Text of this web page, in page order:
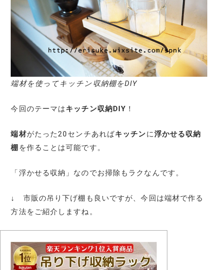
端材を使ってキッチン収納棚をDIY
今回のテーマはキッチン収納DIY ！
端材がたった20センチあればキッチンに浮かせる収納
棚 を作ることは可能です。
「浮かせる収納」なのでお掃除もラクなんです。
↓ 市販の吊り下げ棚も良いですが、今回は端材で作る
方法をご紹介しますね。